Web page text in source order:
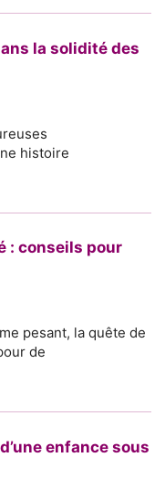
la solidité des
histoire
: conseils pour
pesant, la quête de
de
enfance sous